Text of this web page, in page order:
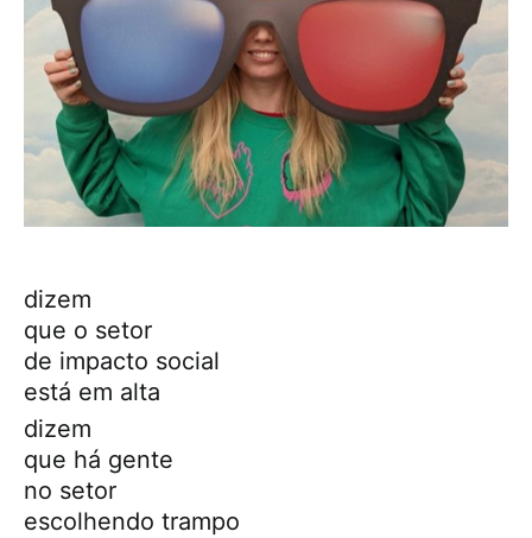
dizem
que o setor
de impacto social
está em alta
dizem
que há gente
no setor
escolhendo trampo